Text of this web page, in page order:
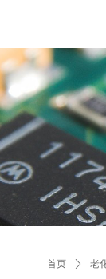
以科
首页 ꄲ 老